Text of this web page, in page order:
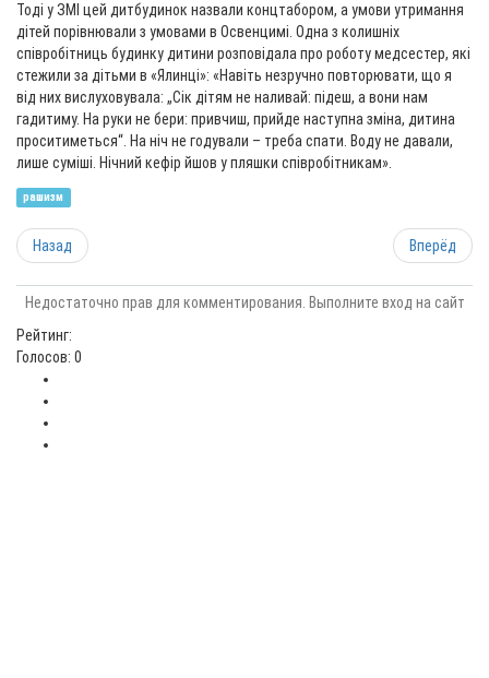
Тоді у ЗМІ цей дитбудинок назвали концтабором, а умови утримання
дітей порівнювали з умовами в Освенцимі. Одна з колишніх
співробітниць будинку дитини розповідала про роботу медсестер, які
стежили за дітьми в «Ялинці»: «Навіть незручно повторювати, що я
від них вислуховувала: „Сік дітям не наливай: підеш, а вони нам
гадитиму. На руки не бери: привчиш, прийде наступна зміна, дитина
проситиметься“. На ніч не годували – треба спати. Воду не давали,
лише суміші. Нічний кефір йшов у пляшки співробітникам».
рашизм
Назад Вперёд
Недостаточно прав для комментирования. Выполните вход на сайт
Рейтинг:
Голосов: 0